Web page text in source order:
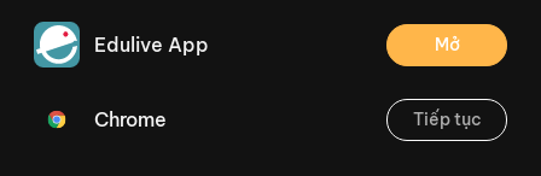
/--
Thoát
Edulive App Mở
Chrome Tiếp tục